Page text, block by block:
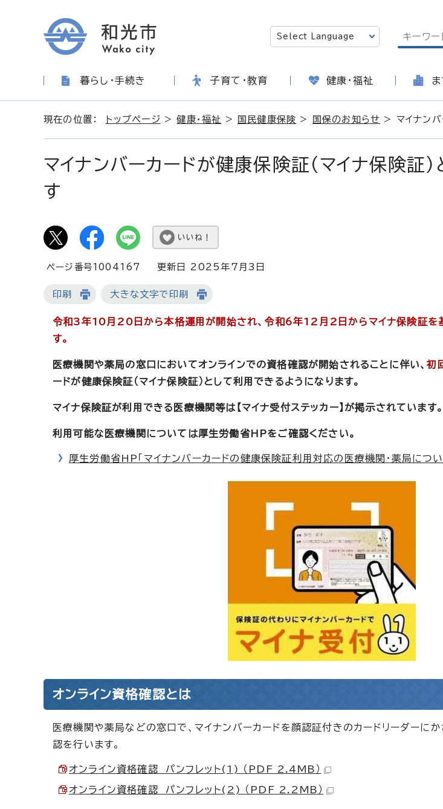
暮らし・手続き 子育て・教育 健康・福祉 ま
現在の位置： トップページ >健康・福祉 > 国民健康保険 > 国保のお知らせ > マイナンバ
マイナンバーカードが健康保険証（マイナ保険証
す
いいね！
ページ番号1004167 更新日 2025年7月3日
印刷 大きな文字で印刷
令和3年10月20日から本格運用が開始され、令和6年12月2日からマイナ保険証を
す。
医療機関や薬局の窓口においてオンラインでの資格確認が開始されることに伴い、初
ードが健康保険証（マイナ保険証）として利用できるようになります。
マイナ保険証が利用できる医療機関等は【マイナ受付ステッカー】が掲示されています。
利用可能な医療機関については厚生労働省HPをご確認ください。
厚生労働省HP「マイナンバーカードの健康保険証利用対応の医療機関・薬局につい
オンライン資格確認とは
医療機関や薬局などの窓口で、マイナンバーカードを顔認証付きのカードリーダーに
認を行います。
オンライン資格確認 パンフレット(1) （PDF 2.4MB）
オンライン資格確認 パンフレット(2) （PDF 2.2MB）